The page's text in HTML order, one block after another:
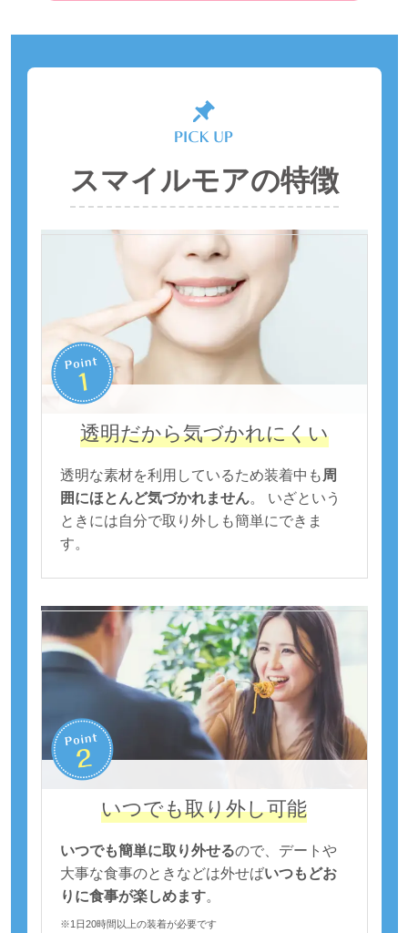
スマイルモアの特徴
透明だから気づかれにくい
透明な素材を利用しているため装着中も 周
囲にほとんど気づかれません。 いざという
ときには自分で取り外しも簡単にできま
す。
いつでも取り外し可能
いつでも簡単に取り外せるので、デートや
大事な食事のときなどは外せばいつもどお
りに食事が楽しめます。
※1日20時間以上の装着が必要です